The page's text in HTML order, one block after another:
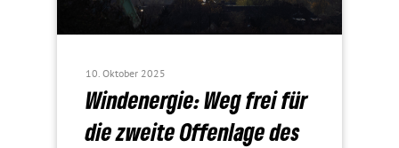
10. Oktober 2025
Wind­energie: Weg frei für
die zweite Offen­lage des